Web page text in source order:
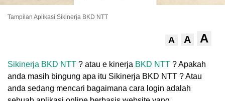
Tampilan Aplikasi Sikinerja BKD NTT
A A A
Sikinerja BKD NTT ? atau e kinerja BKD NTT ? Apakah
anda masih bingung apa itu Sikinerja BKD NTT ? Atau
anda sedang mencari bagaimana cara login adalah